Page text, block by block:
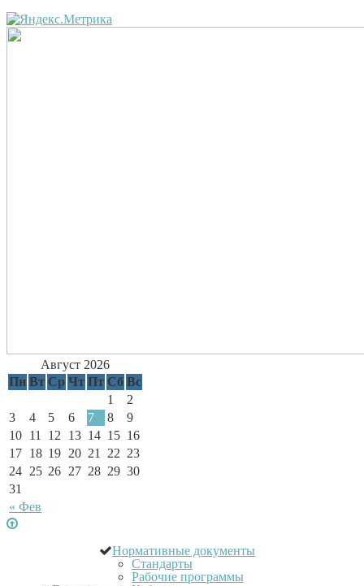
Август 2026
Пн Вт Ср Чт Пт Сб Вс
« Фев
1
2
3
4 5 6 7 8
9
10 11 12 13 14 15 16
17 18 19 20 21 22 23
24 25 26 27 28 29 30
31
Нормативные документы
Стандарты
Рабочие программы